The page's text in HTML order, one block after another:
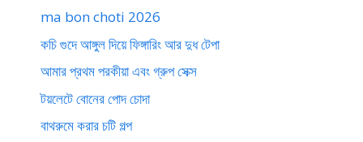
ma bon choti 2026
কচি গুদে আঙ্গুল দিয়ে ফিঙ্গারিং আর দুধ টেপা
আমার প্রথম পরকীয়া এবং গ্রুপ সেক্স
টয়লেটে বোনের পোদ চোদা
বাথরুমে করার চটি গল্প